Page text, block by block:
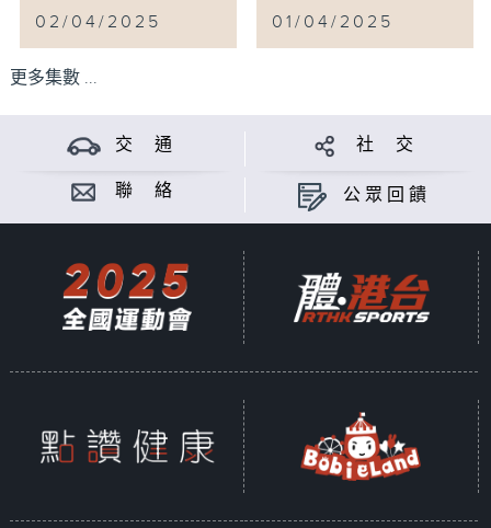
02/04/2025 01/04/2025
更多集數 ...
交 通 社 交
聯 絡 公眾回饋